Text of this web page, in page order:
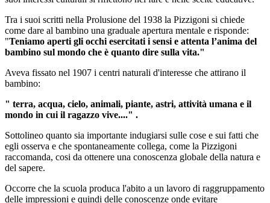
Tra i suoi scritti nella Prolusione del 1938 la Pizzigoni si chiede
come dare al bambino una graduale apertura mentale e risponde:
"Teniamo aperti gli occhi esercitati i sensi e attenta l’anima del
bambino sul mondo che è quanto dire sulla vita."
Aveva fissato nel 1907 i centri naturali d'interesse che attirano il
bambino:
" terra, acqua, cielo, animali, piante, astri, attività umana e il
mondo in cui il ragazzo vive...." .
Sottolineo quanto sia importante indugiarsi sulle cose e sui fatti che
egli osserva e che spontaneamente collega, come la Pizzigoni
raccomanda, cosi da ottenere una conoscenza globale della natura e
del sapere.
Occorre che la scuola produca l'abito a un lavoro di raggruppamento
delle impressioni e quindi delle conoscenze onde evitare